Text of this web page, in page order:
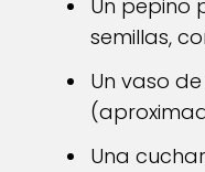
Un pepino
semillas,
Un vaso
Una